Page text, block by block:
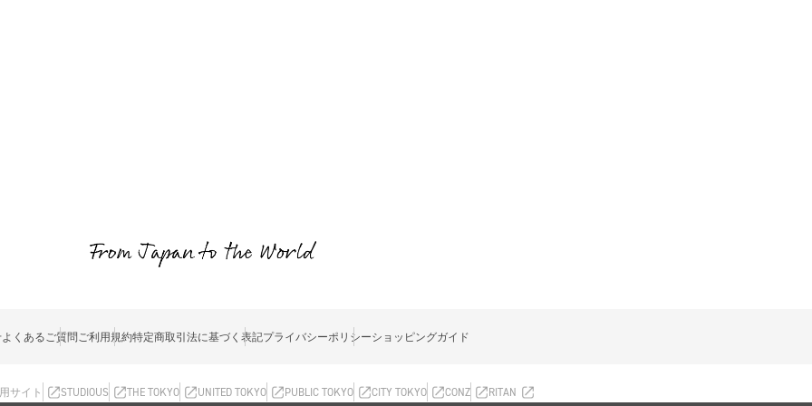
よくあるご質問ご利用規約特定商取引法に基づく表記プライバシーポリシーショッピングガイド
サイト STUDIOUS THE TOKYO UNITED TOKYO PUBLIC TOKYO CITY TOKYO CONZ RITAN